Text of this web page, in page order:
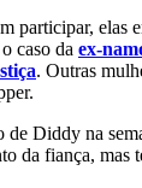
participar, elas
caso da ex-
. Outras
Diddy na
da fiança, mas